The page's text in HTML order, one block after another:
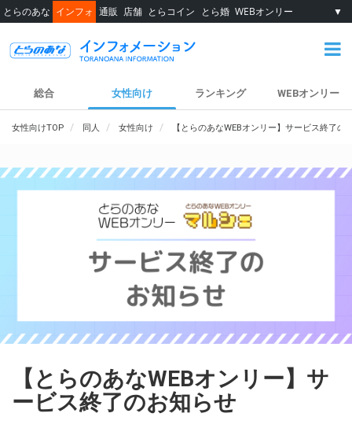
とらのあな インフォ 通販 店舗 とらコイン とら婚 WEBオンリー ▼
総合 女性向け ランキング WEBオンリー
女性向けTOP 同人 女性向け 【とらのあなWEBオンリー】サービス終了の
【とらのあなWEBオンリー】サ
ービス終了のお知らせ